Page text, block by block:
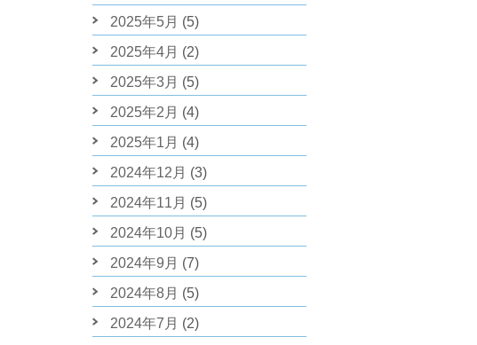
2025年5月 (5)
2025年4月 (2)
2025年3月 (5)
2025年2月 (4)
2025年1月 (4)
2024年12月 (3)
2024年11月 (5)
2024年10月 (5)
2024年9月 (7)
2024年8月 (5)
2024年7月 (2)